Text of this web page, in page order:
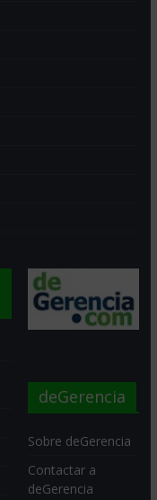
deGerencia
Sobre deGerencia
Contactar a
deGerencia